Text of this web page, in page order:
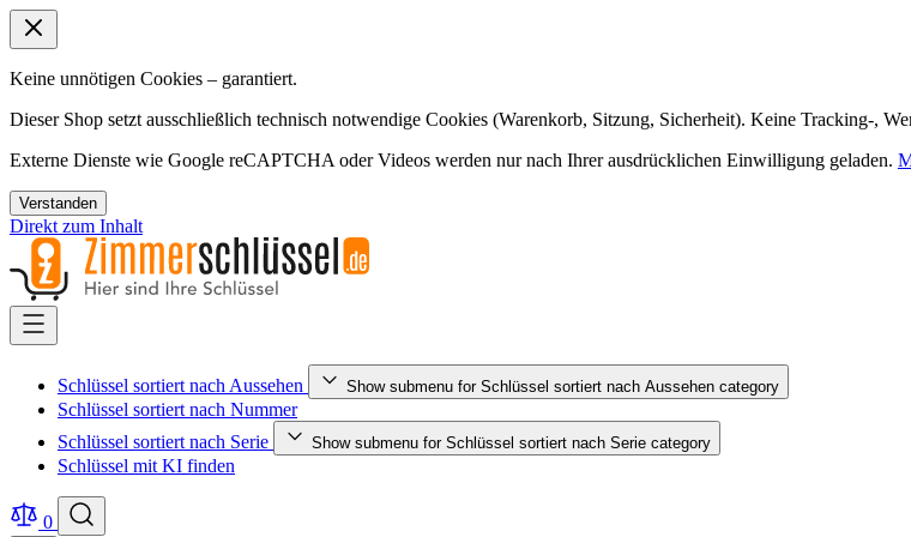
Keine unnötigen Cookies – garantiert.
Dieser Shop setzt ausschließlich technisch notwendige Cookies (Warenkorb, Sitzung, Sicherheit). Keine Tracking-,
Externe Dienste wie Google reCAPTCHA oder Videos werden nur nach Ihrer ausdrücklichen Einwilligung geladen.
Verstanden
Direkt zum Inhalt
Schlüssel sortiert nach Aussehen Show submenu for Schlüssel sortiert nach Aussehen category
Schlüssel sortiert nach Nummer
Schlüssel sortiert nach Serie
Show submenu for Schlüssel sortiert nach Serie category
Schlüssel mit KI finden
0